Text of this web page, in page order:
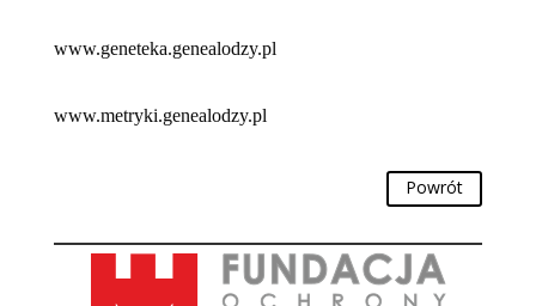
www.geneteka.genealodzy.pl
www.metryki.genealodzy.pl
Powrót